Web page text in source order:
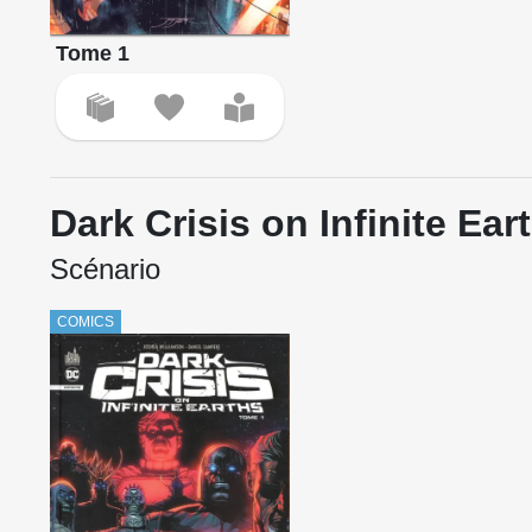
Tome 1
Dark Crisis on Infinite
Scénario
COMICS